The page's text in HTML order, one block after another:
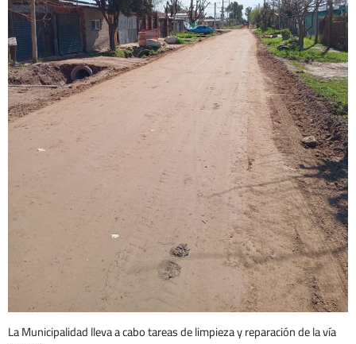
La Municipalidad lleva a cabo tareas de limpieza y reparación de la vía